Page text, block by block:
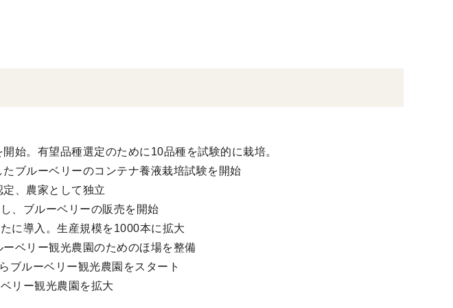
始。有望品種選定のために10品種を試験的に栽培。
ブルーベリーのコンテナ養液栽培試験を開始
、農家として独立
、ブルーベリーの販売を開始
に導入。生産規模を1000本に拡大
ベリー観光農園のためのほ場を整備
ルーベリー観光農園をスタート
リー観光農園を拡大